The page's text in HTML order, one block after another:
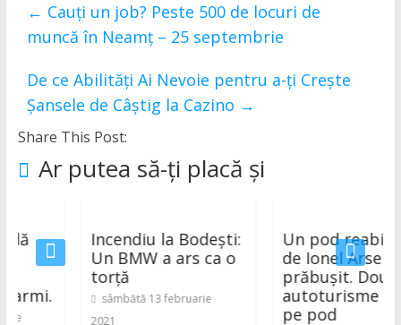
← Cauți un job? Peste 500 de locuri de
muncă în Neamț – 25 septembrie
De ce Abilități Ai Nevoie pentru a-ți Crește
Șansele de Câștig la Cazino →
Share This Post:
Ar putea să-ți placă și
Incendiu la Bodești:
Un BMW a ars ca o
torță
sâmbătă 13 februarie
Un pod reabilitat
de Ionel Arsene s-a
prăbușit. Două
autoturisme erau
pe pod